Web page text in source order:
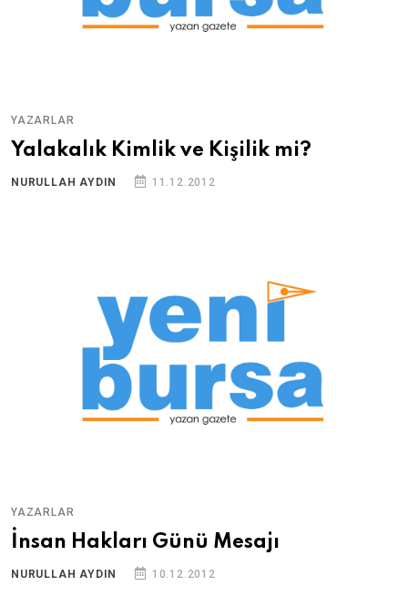
YAZARLAR
Yalakalık Kimlik ve Kişilik mi?
NURULLAH AYDIN 11.12.2012
YAZARLAR
İnsan Hakları Günü Mesajı
NURULLAH AYDIN 10.12.2012